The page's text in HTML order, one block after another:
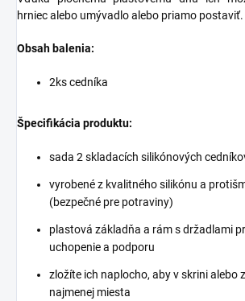
hrniec alebo umývadlo alebo priamo postaviť.
Obsah balenia:
2ks cedníka
Špecifikácia produktu:
sada 2 skladacích silikónových
vyrobené z kvalitného silikónu a
(bezpečné pre potraviny)
plastová základňa a rám s držadlami
uchopenie a podporu
zložíte ich naplocho, aby v skrini alebo
najmenej miesta